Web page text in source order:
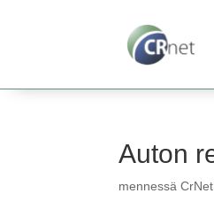
Auton
mennessä